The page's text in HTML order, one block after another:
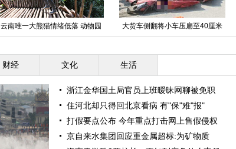
云南唯一大熊猫情绪低落 动物园
想尽办法为其找乐
大货车侧翻将小车压扁至40厘米
（组图）
财经 文化 生活
浙江金华国土局官员上班暧昧网聊被免职
住河北却只得回北京看病 有"保"难"报"
打假要点公布 今年重点打击网上售假侵权
京自来水集团回应重金属超标:为矿物质